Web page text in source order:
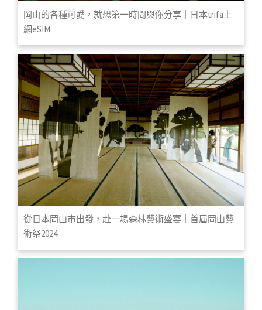
岡山的各種可愛，就想第一時間與你分享｜日本trifa上
網eSIM
從日本岡山市出發，赴一場森林藝術盛宴｜首屆岡山藝
術祭2024